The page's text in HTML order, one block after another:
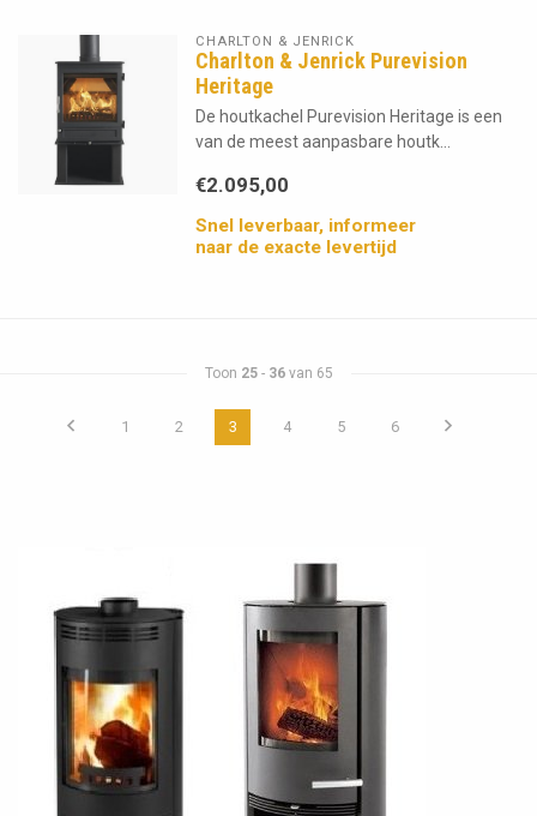
CHARLTON & JENRICK
Charlton & Jenrick Purevision
Heritage
De houtkachel Purevision Heritage is een
van de meest aanpasbare houtk...
€2.095,00
Snel leverbaar, informeer
naar de exacte levertijd
Toon 25- 36van 65
1 2 3 4 5 6